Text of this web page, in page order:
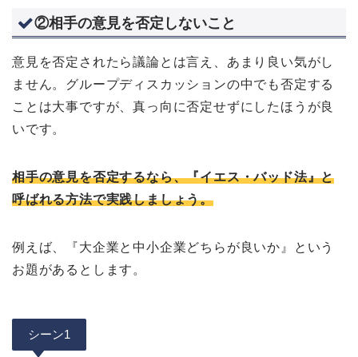
②相手の意見を否定しないこと
意見を否定されたら議論とは言え、あまり良い気がし
ません。グループディスカッションの中でも否定する
ことは大事ですが、真っ向に否定せずにしたほうが良
いです。
相手の意見を否定するなら、『イエス・バッド法』と
呼ばれる方法で実践しましょう。
例えば、『大企業と中小企業どちらが良いか』という
お題があるとします。
シーン1